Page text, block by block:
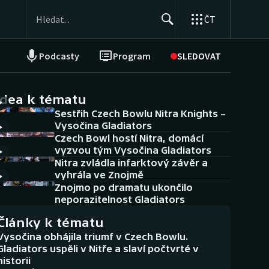
ČT
Podcasty Program SLEDOVAT
NEPŘEHLÉDNĚTE
Historické návraty
Aplikace ČT sport
AZ kvíz
k tématu
Sestřih Czech Bowlu Nitra Knights –
Vysočina Gladiators
Czech Bowl hostí Nitra, domácí
vyzvou tým Vysočina Gladiators
Nitra zvládla infarktový závěr a
vyhrála ve Znojmě
Znojmo po dramatu ukončilo
neporazitelnost Gladiators
k tématu
obhájila triumf v Czech Bowlu.
uspěli v Nitře a slaví počtvrté v